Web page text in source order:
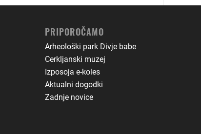
PRIPOROČAMO
Arheološki park Divje babe
Cerkljanski muzej
Izposoja e-koles
Aktualni dogodki
Zadnje novice